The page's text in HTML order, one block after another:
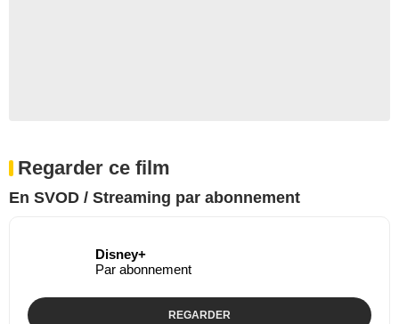
Regarder ce film
En SVOD / Streaming par abonnement
Disney+
Par abonnement
REGARDER